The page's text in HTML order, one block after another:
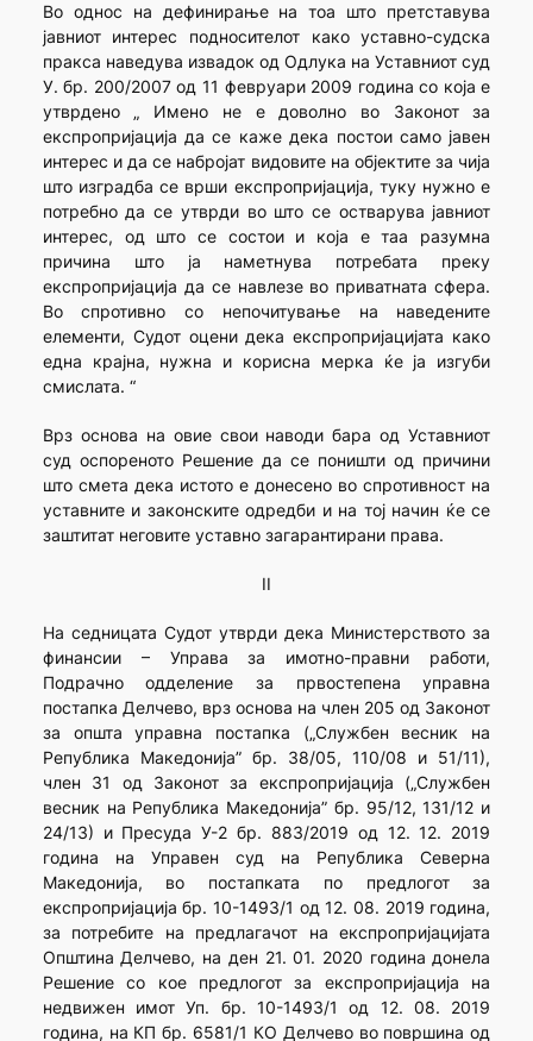
Во однос на дефинирање на тоа што претставува
јавниот интерес подносителот како уставно-судска
пракса наведува извадок од Одлука на Уставниот суд
У. бр. 200/2007 од 11 февруари 2009 година со која е
утврдено „ Имено не е доволно во Законот за
експропријација да се каже дека постои само јавен
интерес и да се набројат видовите на објектите за чија
што изградба се врши експропријација, туку нужно е
потребно да се утврди во што се остварува јавниот
интерес, од што се состои и која е таа разумна
причина што ја наметнува потребата преку
експропријација да се навлезе во приватната сфера.
Во спротивно со непочитување на наведените
елементи, Судот оцени дека експропријацијата како
една крајна, нужна и корисна мерка ќе ја изгуби
смислата. “
Врз основа на овие свои наводи бара од Уставниот
суд оспореното Решение да се поништи од причини
што смета дека истото е донесено во спротивност на
уставните и законските одредби и на тој начин ќе се
заштитат неговите уставно загарантирани права.
II
На седницата Судот утврди дека Министерството за
финансии – Управа за имотно-правни работи,
Подрачно одделение за првостепена управна
постапка Делчево, врз основа на член 205 од Законот
за општа управна постапка („Службен весник на
Република Македонија” бр. 38/05, 110/08 и 51/11),
член 31 од Законот за експропријација („Службен
весник на Република Македонија” бр. 95/12, 131/12 и
24/13) и Пресуда У-2 бр. 883/2019 од 12. 12. 2019
година на Управен суд на Република Северна
Македонија, во постапката по предлогот за
експропријација бр. 10-1493/1 од 12. 08. 2019 година,
за потребите на предлагачот на експропријацијата
Општина Делчево, на ден 21. 01. 2020 година донела
Решение со кое предлогот за експропријација на
недвижен имот Уп. бр. 10-1493/1 од 12. 08. 2019
година, на КП бр. 6581/1 КО Делчево во површина од